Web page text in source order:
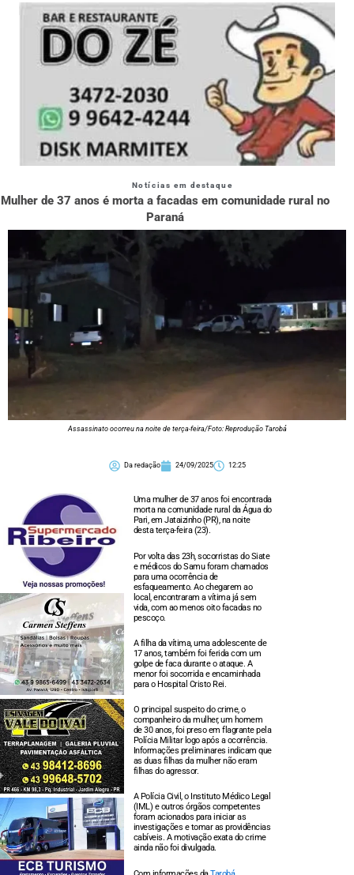
Notícias em destaque
Mulher de 37 anos é morta a facadas em comunidade rural no
Paraná
Assassinato ocorreu na noite de terça-feira/Foto: Reprodução Tarobá
Da redação 24/09/2025 12:25
Uma mulher de 37 anos foi encontrada
morta na comunidade rural da Água do
Pari, em Jataizinho (PR), na noite
desta terça-feira (23).
Por volta das 23h, socorristas do Siate
e médicos do Samu foram chamados
para uma ocorrência de
esfaqueamento. Ao chegarem ao
local, encontraram a vítima já sem
vida, com ao menos oito facadas no
pescoço.
A filha da vítima, uma adolescente de
17 anos, também foi ferida com um
golpe de faca durante o ataque. A
menor foi socorrida e encaminhada
para o Hospital Cristo Rei.
O principal suspeito do crime, o
companheiro da mulher, um homem
de 30 anos, foi preso em flagrante pela
Polícia Militar logo após a ocorrência.
Informações preliminares indicam que
as duas filhas da mulher não eram
filhas do agressor.
A Polícia Civil, o Instituto Médico Legal
(IML) e outros órgãos competentes
foram acionados para iniciar as
investigações e tomar as providências
cabíveis. A motivação exata do crime
ainda não foi divulgada.